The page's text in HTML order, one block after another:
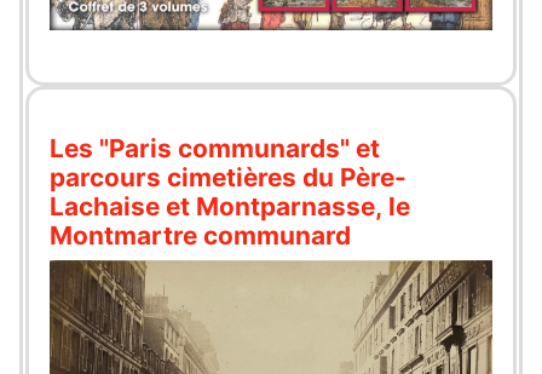
Les "Paris communards" et
parcours cimetières du Père-
Lachaise et Montparnasse, le
Montmartre communard